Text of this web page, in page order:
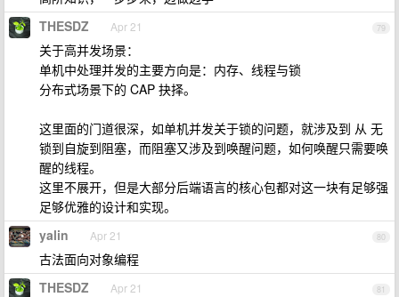
79
THESDZ Apr 21
关于高并发场景：
单机中处理并发的主要方向是：内存、线程与锁
分布式场景下的 CAP 抉择。
这里面的门道很深，如单机并发关于锁的问题，就涉及到 从 无
锁到自旋到阻塞，而阻塞又涉及到唤醒问题，如何唤醒只需要唤
醒的线程。
这里不展开，但是大部分后端语言的核心包都对这一块有足够强
足够优雅的设计和实现。
80
yalin Apr 21
古法面向对象编程
81
THESDZ Apr 21